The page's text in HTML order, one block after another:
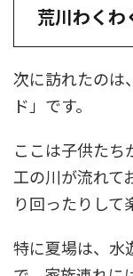
荒川わくわ
次に訪れたのは
ド」です。
ここは子供たち
工の川が流れて
り回ったりして
特に夏場は、水